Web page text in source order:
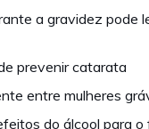
a gravidez pode
prevenir catarata
entre mulheres
do álcool para o